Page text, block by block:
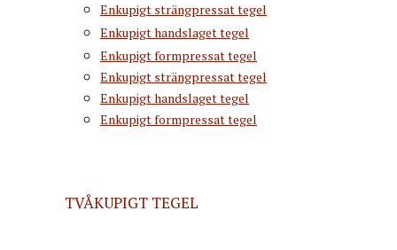
Enkupigt strängpressat tegel
Enkupigt handslaget tegel
Enkupigt formpressat tegel
Enkupigt strängpressat tegel
Enkupigt handslaget tegel
Enkupigt formpressat tegel
TVÅKUPIGT TEGEL